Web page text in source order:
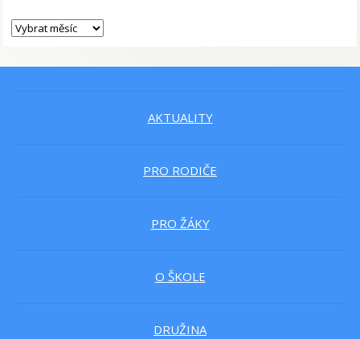
AKTUALITY
PRO RODIČE
PRO ŽÁKY
O ŠKOLE
DRUŽINA